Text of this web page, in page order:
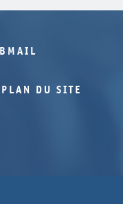
PLAN DU SITE